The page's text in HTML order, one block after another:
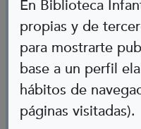
En Biblioteca
propias y de
para mostrarte
base a un perfil
hábitos de
páginas visitadas).
Abre en nueva